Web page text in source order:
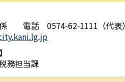
電話 0574-62-1111（代表）
務担当課